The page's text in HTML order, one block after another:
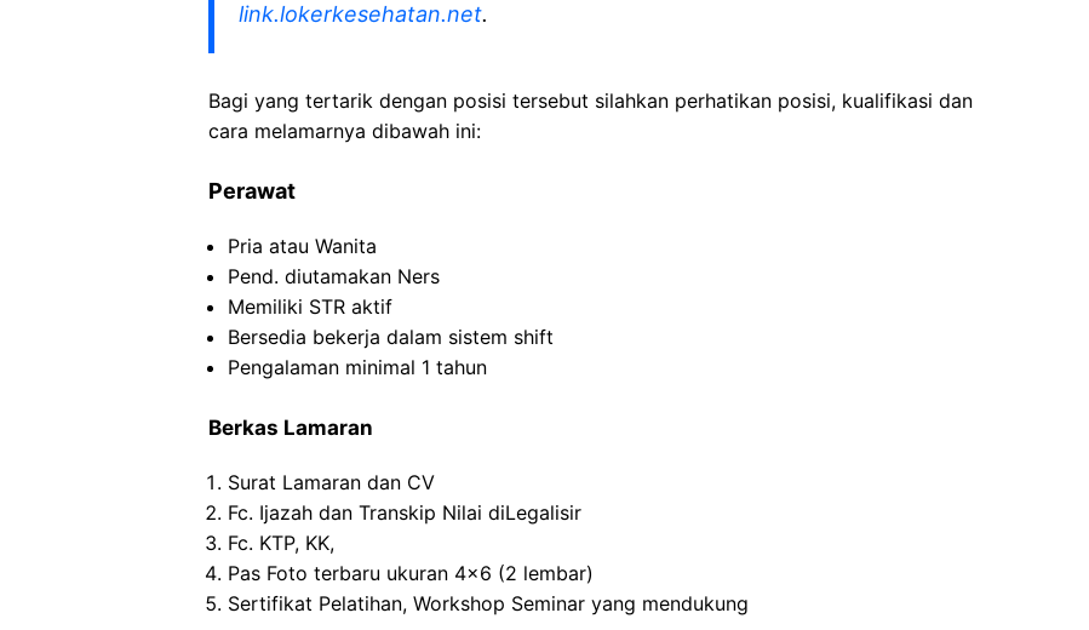
link.lokerkesehatan.net.
Bagi yang tertarik dengan posisi tersebut silahkan perhatikan posisi, kualifikasi dan
cara melamarnya dibawah ini:
Perawat
Pria atau Wanita
Pend. diutamakan Ners
Memiliki STR aktif
Bersedia bekerja dalam sistem shift
Pengalaman minimal 1 tahun
Berkas Lamaran
Surat Lamaran dan CV
Fc. Ijazah dan Transkip Nilai diLegalisir
Fc. KTP, KK,
Pas Foto terbaru ukuran 4×6 (2 lembar)
Sertifikat Pelatihan, Workshop Seminar yang mendukung